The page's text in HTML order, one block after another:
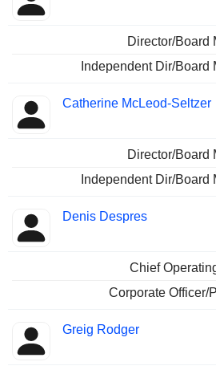
Director/Board
Independent Dir/Board
Catherine McLeod-Seltzer
Director/Board
Independent Dir/Board
Denis Despres
Chief
Corporate Officer/
Greig Rodger